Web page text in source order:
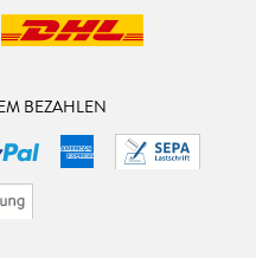
BEZAHLEN